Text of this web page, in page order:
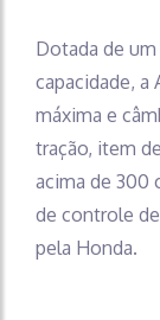
Dotada de
capacidade, a
máxima e
tração, item
acima de 300
de controle
pela Honda.